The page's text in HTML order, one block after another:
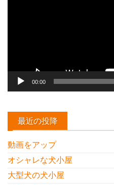
00:00
最近の投降
動画をアップ
オシャレな犬小屋
大型犬の犬小屋